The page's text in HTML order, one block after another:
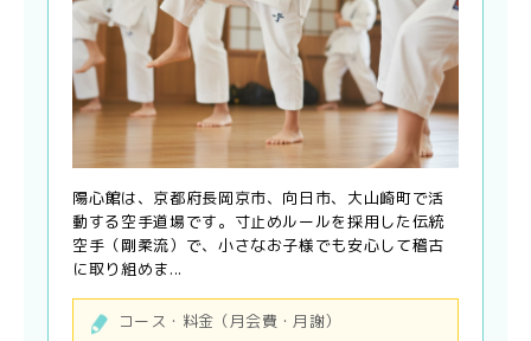
陽心館は、京都府長岡京市、向日市、大山崎町で活
動する空手道場です。寸止めルールを採用した伝統
空手（剛柔流）で、小さなお子様でも安心して稽古
に取り組めま...
コース・料金（月会費・月謝）